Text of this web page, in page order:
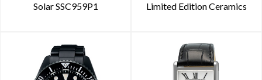
Solar SSC959P1
Limited Edition Ceramics